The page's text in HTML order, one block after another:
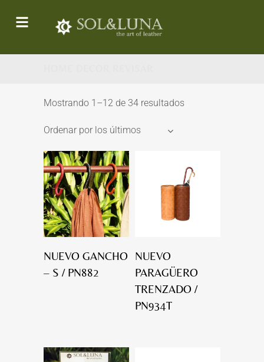
Mostrando 1–12 de 34 resultados
Ordenar por los últimos
NUEVO GANCHO
– S / PN882
NUEVO
PARAGÜERO
TRENZADO /
PN934T